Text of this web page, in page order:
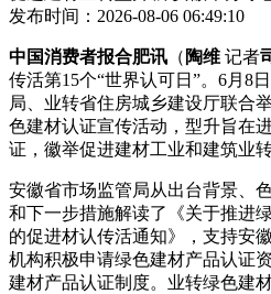
发布时间：2026-08-06 06:49:10
中国消费者报合肥讯 （ 陶维 记者
传活第15个“世界认可日”。6月8
局、业转省住房城乡建设厅联合
色建材认证宣传活动，型升旨在
证，徽举促进建材工业和建筑业
安徽省市场监管局从出台背景、
和下一步措施解读了《关于推进
的促进材认传活通知》，支持安
机构积极申请绿色建材产品认证
建材产品认证制度。业转绿色建